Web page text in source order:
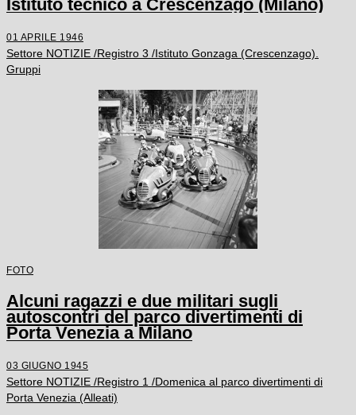
Istituto tecnico a Crescenzago (Milano)
01 APRILE 1946
Settore NOTIZIE /Registro 3 /Istituto Gonzaga (Crescenzago).
Gruppi
FOTO
Alcuni ragazzi e due militari sugli
autoscontri del parco divertimenti di
Porta Venezia a Milano
03 GIUGNO 1945
Settore NOTIZIE /Registro 1 /Domenica al parco divertimenti di
Porta Venezia (Alleati)